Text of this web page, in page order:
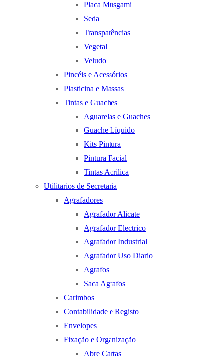
Placa Musgami
Seda
Transparências
Vegetal
Veludo
Pincéis e Acessórios
Plasticina e Massas
Tintas e Guaches
Aguarelas e Guaches
Guache Líquido
Kits Pintura
Pintura Facial
Tintas Acrilica
Utilitarios de Secretaria
Agrafadores
Agrafador Alicate
Agrafador Electrico
Agrafador Industrial
Agrafador Uso Diario
Agrafos
Saca Agrafos
Carimbos
Contabilidade e Registo
Envelopes
Fixação e Organização
Abre Cartas